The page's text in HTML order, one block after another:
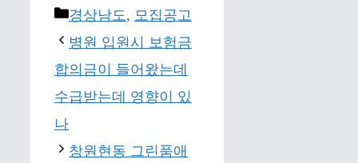
Categories
경상남도, 모집공고
병원 입원시 보험금
합의금이 들어왔는데
수급받는데 영향이 있
나
창원현동 그린품애